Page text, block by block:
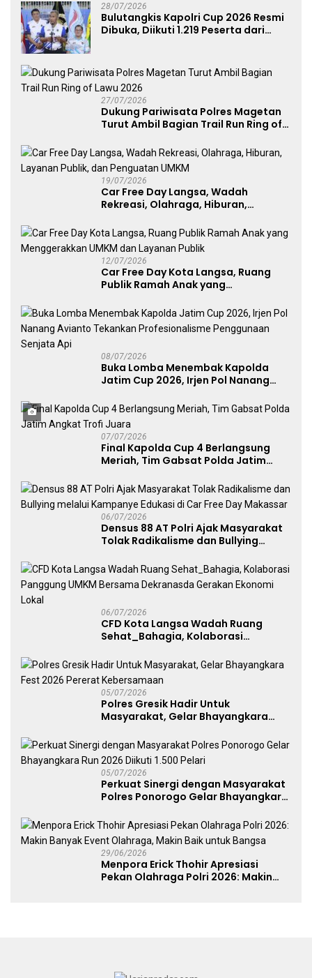
28/07/2026
Bulutangkis Kapolri Cup 2026 Resmi
Dibuka, Diikuti 1.219 Peserta dari
27/07/2026
Dukung Pariwisata Polres Magetan
Turut Ambil Bagian Trail Run Ring of
19/07/2026
Car Free Day Langsa, Wadah
Rekreasi, Olahraga, Hiburan,
UMKM
12/07/2026
Car Free Day Kota Langsa, Ruang
Publik Ramah Anak yang
Publik
08/07/2026
Buka Lomba Menembak Kapolda
Jatim Cup 2026, Irjen Pol Nanang
Penggunaan Senjata Api
07/07/2026
Final Kapolda Cup 4 Berlangsung
Meriah, Tim Gabsat Polda Jatim
06/07/2026
Densus 88 AT Polri Ajak Masyarakat
Tolak Radikalisme dan Bullying
Free Day Makassar
06/07/2026
CFD Kota Langsa Wadah Ruang
Sehat_Bahagia, Kolaborasi
Dekranasda Gerakan Ekonomi Lokal
05/07/2026
Polres Gresik Hadir Untuk
Masyarakat, Gelar Bhayangkara
05/07/2026
Perkuat Sinergi dengan Masyarakat
Polres Ponorogo Gelar Bhayangkara
29/06/2026
Menpora Erick Thohir Apresiasi
Pekan Olahraga Polri 2026: Makin